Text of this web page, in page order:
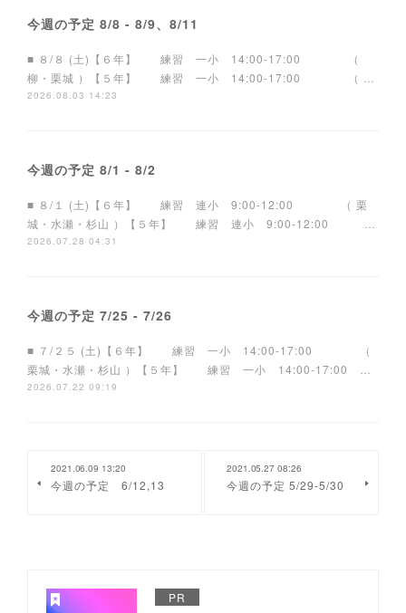
今週の予定 8/8 - 8/9、8/11
■ ８/８ (土)【６年】 練習 一小 14:00-17:00 （
柳・栗城 ）【５年】 練習 一小 14:00-17:00 （ …
2026.08.03 14:23
今週の予定 8/1 - 8/2
■ ８/１ (土)【６年】 練習 連小 9:00-12:00 （ 栗
城・水瀬・杉山 ）【５年】 練習 連小 9:00-12:00 …
2026.07.28 04:31
今週の予定 7/25 - 7/26
■ ７/２５ (土)【６年】 練習 一小 14:00-17:00 （
栗城・水瀬・杉山 ）【５年】 練習 一小 14:00-17:00 …
2026.07.22 09:19
2021.06.09 13:20
今週の予定 6/12,13
2021.05.27 08:26
今週の予定 5/29-5/30
PR